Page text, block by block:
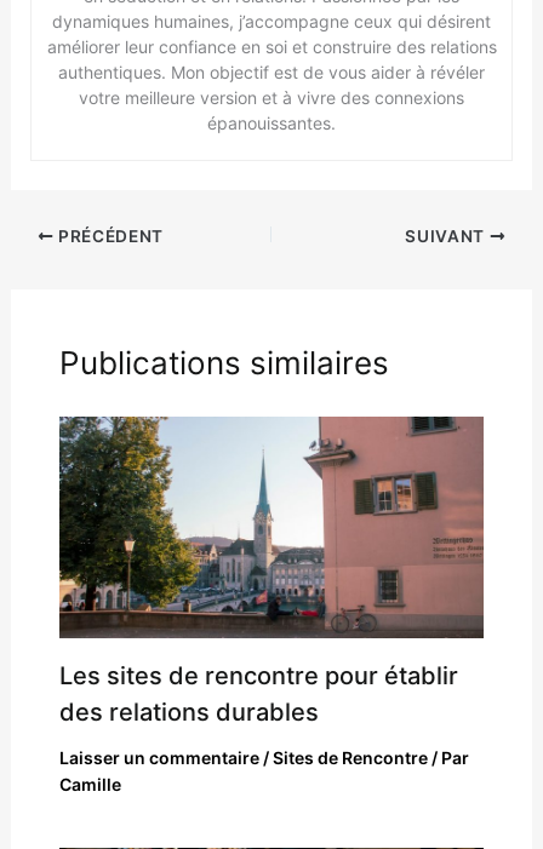
dynamiques humaines, j’accompagne ceux qui désirent
améliorer leur confiance en soi et construire des relations
authentiques. Mon objectif est de vous aider à révéler
votre meilleure version et à vivre des connexions
épanouissantes.
PRÉCÉDENT SUIVANT
Publications similaires
Les sites de rencontre pour établir
des relations durables
Laisser un commentaire /Sites de Rencontre/ Par
Camille